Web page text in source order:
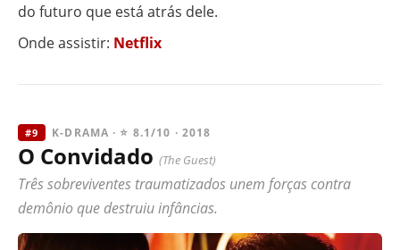
do futuro que está atrás dele.
Onde assistir: Netflix
#9 K-DRAMA · ⭐ 8.1/10 · 2018
O Convidado (The Guest)
Três sobreviventes traumatizados unem forças contra
demônio que destruiu infâncias.